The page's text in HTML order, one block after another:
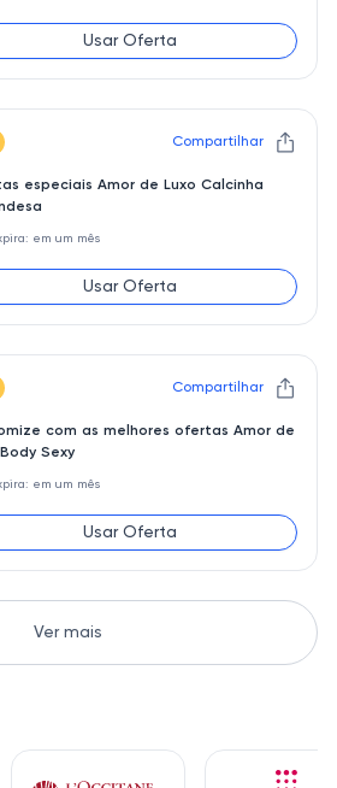
Usar Oferta
Compartilhar
especiais Amor de Luxo Calcinha
em um mês
Usar Oferta
Compartilhar
com as melhores ofertas Amor de
Sexy
em um mês
Usar Oferta
Ver mais